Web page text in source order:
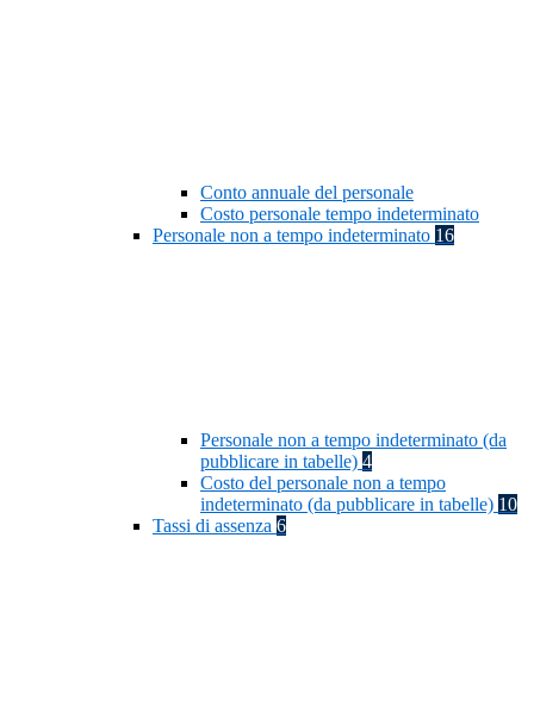
Conto annuale del personale
Costo personale tempo indeterminato
Personale non a tempo indeterminato 16
Personale non a tempo indeterminato (da
pubblicare in tabelle) 4
Costo del personale non a tempo
indeterminato (da pubblicare in tabelle) 10
Tassi di assenza 6